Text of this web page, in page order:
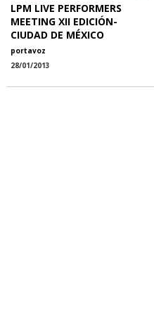
LPM LIVE PERFORMERS
MEETING XII EDICIÓN-
CIUDAD DE MÉXICO
portavoz
28/01/2013